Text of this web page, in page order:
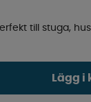
till stuga,
Lägg i